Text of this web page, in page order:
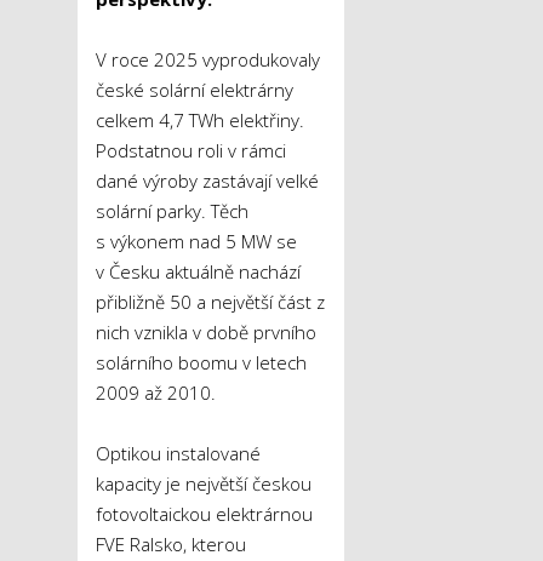
V roce 2025 vyprodukovaly
české solární elektrárny
celkem 4,7 TWh elektřiny.
Podstatnou roli v rámci
dané výroby zastávají velké
solární parky. Těch
s výkonem nad 5 MW se
v Česku aktuálně nachází
přibližně 50 a největší část z
nich vznikla v době prvního
solárního boomu v letech
2009 až 2010.
Optikou instalované
kapacity je největší českou
fotovoltaickou elektrárnou
FVE Ralsko, kterou